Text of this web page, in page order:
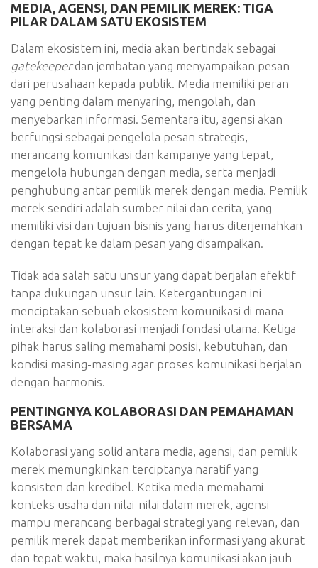
MEDIA, AGENSI, DAN PEMILIK MEREK: TIGA
PILAR DALAM SATU EKOSISTEM
Dalam ekosistem ini, media akan bertindak sebagai
gatekeeperdan jembatan yang menyampaikan pesan
dari perusahaan kepada publik. Media memiliki peran
yang penting dalam menyaring, mengolah, dan
menyebarkan informasi. Sementara itu, agensi akan
berfungsi sebagai pengelola pesan strategis,
merancang komunikasi dan kampanye yang tepat,
mengelola hubungan dengan media, serta menjadi
penghubung antar pemilik merek dengan media. Pemilik
merek sendiri adalah sumber nilai dan cerita, yang
memiliki visi dan tujuan bisnis yang harus diterjemahkan
dengan tepat ke dalam pesan yang disampaikan.
Tidak ada salah satu unsur yang dapat berjalan efektif
tanpa dukungan unsur lain. Ketergantungan ini
menciptakan sebuah ekosistem komunikasi di mana
interaksi dan kolaborasi menjadi fondasi utama. Ketiga
pihak harus saling memahami posisi, kebutuhan, dan
kondisi masing-masing agar proses komunikasi berjalan
dengan harmonis.
PENTINGNYA KOLABORASI DAN PEMAHAMAN
BERSAMA
Kolaborasi yang solid antara media, agensi, dan pemilik
merek memungkinkan terciptanya naratif yang
konsisten dan kredibel. Ketika media memahami
konteks usaha dan nilai-nilai dalam merek, agensi
mampu merancang berbagai strategi yang relevan, dan
pemilik merek dapat memberikan informasi yang akurat
dan tepat waktu, maka hasilnya komunikasi akan jauh